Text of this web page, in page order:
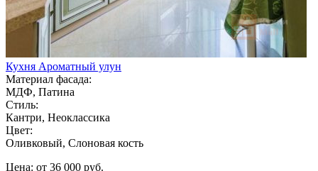
Кухня Ароматный улун
Материал фасада:
МДФ, Патина
Стиль:
Кантри, Неоклассика
Цвет:
Оливковый, Слоновая кость
Цена: от 36 000 руб.